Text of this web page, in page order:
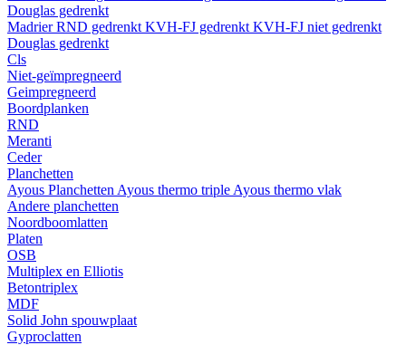
Douglas gedrenkt
MadrierRND gedrenkt KVH-FJ gedrenkt KVH-FJ niet gedrenkt
Douglas gedrenkt
Cls
Niet-geïmpregneerd
Geimpregneerd
Boordplanken
RND
Meranti
Ceder
Planchetten
Ayous Planchetten Ayous thermo triple Ayous thermo vlak
Andere planchetten
Noordboomlatten
Platen
OSB
Multiplex en Elliotis
Betontriplex
MDF
Solid John spouwplaat
Gyproclatten